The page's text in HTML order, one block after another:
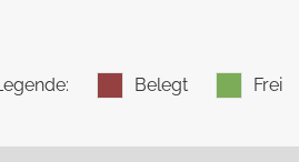
keinen Kommentar
: Belegt Frei